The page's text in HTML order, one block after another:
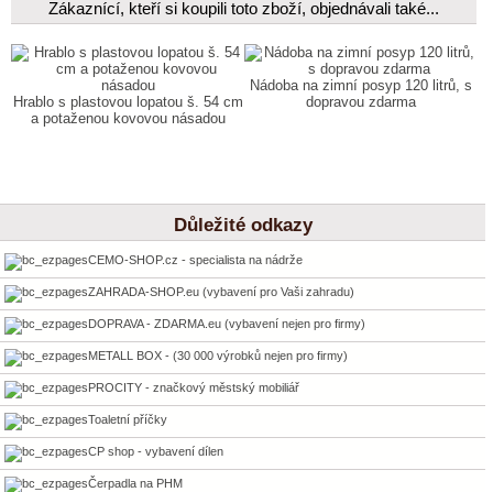
Zákaznící, kteří si koupili toto zboží, objednávali také...
Hrablo s plastovou lopatou š. 54 cm
a potaženou kovovou násadou
Nádoba na zimní posyp 120 litrů, s
dopravou zdarma
Důležité odkazy
CEMO-SHOP.cz - specialista na nádrže
ZAHRADA-SHOP.eu (vybavení pro Vaši zahradu)
DOPRAVA - ZDARMA.eu (vybavení nejen pro firmy)
METALL BOX - (30 000 výrobků nejen pro firmy)
PROCITY - značkový městský mobiliář
Toaletní příčky
CP shop - vybavení dílen
Čerpadla na PHM